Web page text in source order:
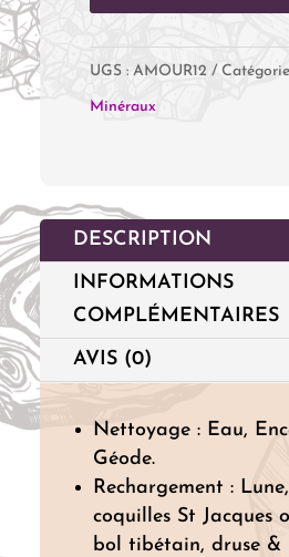
-
Relations
UGS : AMOUR12
Minéraux
DESCRIPTION
INFORMATIONS
COMPLÉMENTAIRES
AVIS (0)
Nettoyage : Eau,
Géode.
Rechargement :
coquilles St Jacques
bol tibétain, druse &